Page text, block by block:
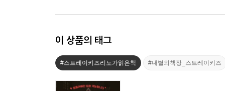
이 상품의 태그
#스트레이키즈리노가읽은책 #내별의책장_스트레이키즈